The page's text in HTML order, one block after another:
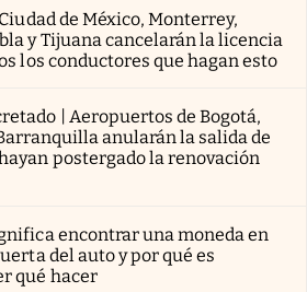
de México, Monterrey,
y Tijuana cancelarán la licencia
los conductores que hagan esto
| Aeropuertos de Bogotá,
anularán la salida de
postergado la renovación
encontrar una moneda en
del auto y por qué es
qué hacer